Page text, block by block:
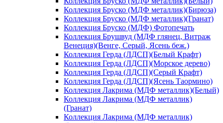
Коллекция Бруско (МДФ металлик)(Бирюза)
Коллекция Бруско (МДФ металлик)(Гранат)
Коллекция Бруско (МДФ) Фотопечать
Коллекция Брушвуд (МДФ глянец, Витраж
Венеция)(Венге, Серый, Ясень беж.)
Коллекция Герда (ЛДСП)(Белый Крафт)
Коллекция Герда (ЛДСП)(Морское дерево)
Коллекция Герда (ЛДСП)(Серый Крафт)
Коллекция Герда (ЛДСП)(Ясень Таормино)
Коллекция Лакрима (МДФ металлик)(Белый)
Коллекция Лакрима (МДФ металлик)
(Гранат)
Коллекция Лакрима (МДФ металлик)